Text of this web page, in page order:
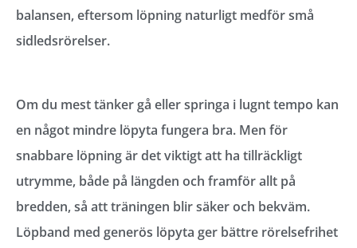
balansen, eftersom löpning naturligt medför små
sidledsrörelser.
Om du mest tänker gå eller springa i lugnt tempo kan
en något mindre löpyta fungera bra. Men för
snabbare löpning är det viktigt att ha tillräckligt
utrymme, både på längden och framför allt på
bredden, så att träningen blir säker och bekväm.
Löpband med generös löpyta ger bättre rörelsefrihet